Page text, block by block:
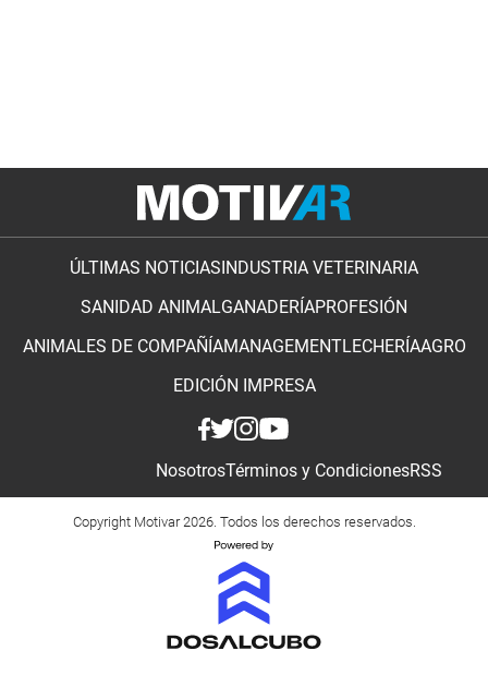
ÚLTIMAS NOTICIAS INDUSTRIA VETERINARIA
SANIDAD ANIMALGANADERÍAPROFESIÓN
ANIMALES DE COMPAÑÍAMANAGEMENTLECHERÍAAGRO
EDICIÓN IMPRESA
NosotrosTérminos y CondicionesRSS
Copyright Motivar 2026. Todos los derechos reservados.